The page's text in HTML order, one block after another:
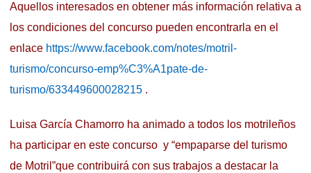
Aquellos interesados en obtener más información relativa a
los condiciones del concurso pueden encontrarla en el
enlace https://www.facebook.com/notes/motril-
turismo/concurso-emp%C3%A1pate-de-
turismo/633449600028215 .
Luisa García Chamorro ha animado a todos los motrileños
ha participar en este concurso y “empaparse del turismo
de Motril”que contribuirá con sus trabajos a destacar la